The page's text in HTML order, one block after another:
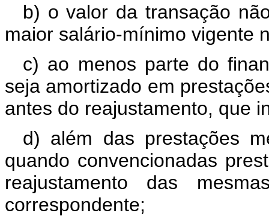
b) o valor da transação
maior salário-mínimo vigente
c) ao menos parte do
seja amortizado em
antes do reajustamento, que
d) além das prestações
quando convencionadas
reajustamento das
correspondente;